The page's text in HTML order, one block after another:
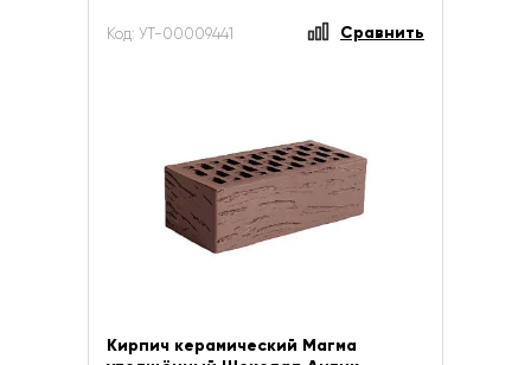
Код: УТ-00009441 Сравнить
Кирпич керамический Магма